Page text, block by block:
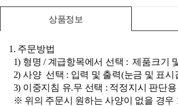
상품정보
1. 주문방법
1) 형명 / 계급항목에서 선택 : 제품크기
2) 사양 선택 : 입력 및 출력(눈금 및 표시
3) 이중지침 유.무 선택 : 적 정지시 판단
※ 위의 주문시 원하는 사양이 없을 경우